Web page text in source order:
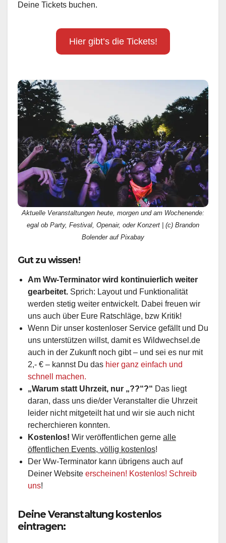
Deine Tickets buchen.
Hier gibt’s die Tickets!
Aktuelle Veranstaltungen heute, morgen und am Wochenende:
egal ob Party, Festival, Openair, oder Konzert | (c) Brandon
Bolender auf Pixabay
Gut zu wissen!
Am Ww-Terminator wird kontinuierlich weiter
gearbeitet. Sprich: Layout und Funktionalität
werden stetig weiter entwickelt. Dabei freuen wir
uns auch über Eure Ratschläge, bzw Kritik!
Wenn Dir unser kostenloser Service gefällt und Du
uns unterstützen willst, damit es Wildwechsel.de
auch in der Zukunft noch gibt – und sei es nur mit
2,- € – kannst Du das hier ganz einfach und
schnell machen.
„Warum statt Uhrzeit, nur „??“?“ Das liegt
daran, dass uns die/der Veranstalter die Uhrzeit
leider nicht mitgeteilt hat und wir sie auch nicht
recherchieren konnten.
Kostenlos! Wir veröffentlichen gerne alle
öffentlichen Events, völlig kostenlos!
Der Ww-Terminator kann übrigens auch auf
Deiner Website erscheinen! Kostenlos! Schreib
uns!
Deine Veranstaltung kostenlos
eintragen: